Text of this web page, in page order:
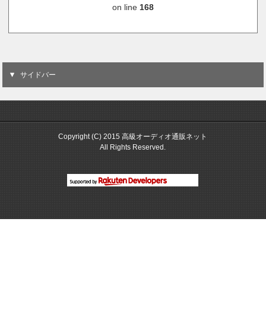
on line 168
サイドバー
Copyright (C) 2015 高級オーディオ通販ネット
All Rights Reserved.